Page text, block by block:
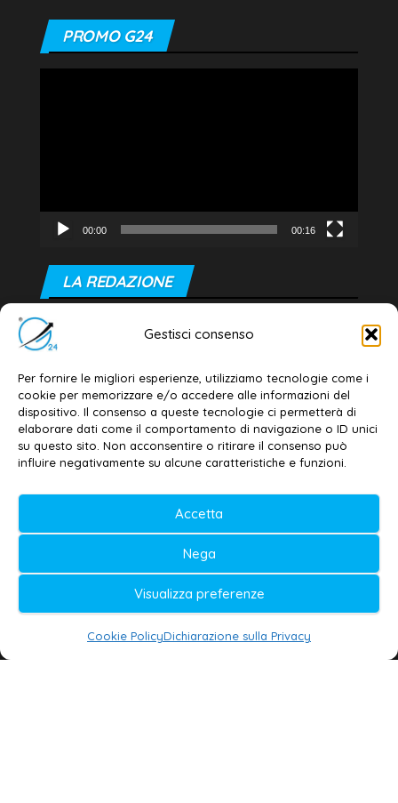
Gestisci consenso
Per fornire le migliori esperienze, utilizziamo tecnologie come i
cookie per memorizzare e/o accedere alle informazioni del
dispositivo. Il consenso a queste tecnologie ci permetterà di
elaborare dati come il comportamento di navigazione o ID unici
su questo sito. Non acconsentire o ritirare il consenso può
influire negativamente su alcune caratteristiche e funzioni.
Accetta
Nega
Visualizza preferenze
Cookie PolicyDichiarazione sulla Privacy
PROMO G24
00:00 00:16
LA REDAZIONE
Editore e direttore responsabile:
Dott. Daniele G. Masciullo
Email: redazione@galatina24.it
Contatti –Disclaimer
Privacy policy –Cookie policy
Testata iscritta al n. 11/2020 Registro della
Stampa Tribunale di Lecce
Editore e direttore responsabile:
Daniele G. Masciullo